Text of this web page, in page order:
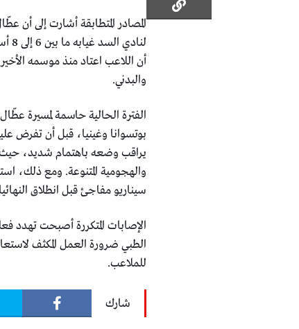
المصادر المتطابقة أشارت إلى
أن اللاعب اعتاد منذ موسمه
والبدني.
الفترة الحالية حاسمة لمسيرة
بوتسوانا وغينيا، قبل أن تفرض
يراقب وضعه باهتمام شديد، حيث
والهجومية المتنوعة. ومع ذلك،
سيناريو مفاجئ قبل انطلاق
الإصابات المتكررة أصبحت تهدد
الطبي ضرورة العمل المكثف
للملاعب.
شارك